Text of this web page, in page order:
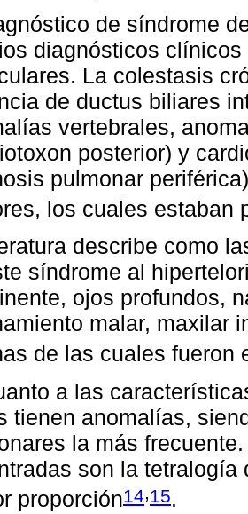
de síndrome
diagnósticos
La colestasis
de ductus biliares
vertebrales,
posterior) y
pulmonar
los cuales estaban
describe como
síndrome al
ojos profundos,
malar, maxilar
de las cuales fueron
a las
tienen anomalías,
la más
son la
proporción14,15.